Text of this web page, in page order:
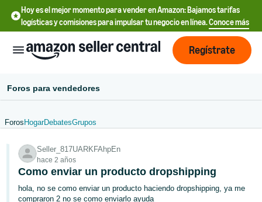
Hoy es el mejor momento para vender en Amazon: Bajamos tarifas
logísticas y comisiones para impulsar tu negocio en línea.Conoce más
FR
中
文
Regístrate
Foros para vendedores
Foros HogarDebatesGrupos
Seller_817UARKFAhpEn
hace 2 años
Como enviar un producto dropshipping
hola, no se como enviar un producto haciendo dropshipping, ya me
compraron 2 no se como enviarlo ayuda